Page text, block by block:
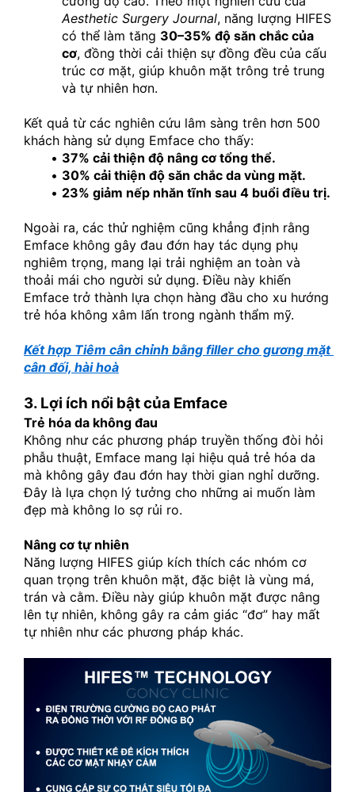
Aesthetic Surgery Journal, năng lượng HIFES
có thể làm tăng 30–35% độ săn chắc của
cơ, đồng thời cải thiện sự đồng đều của cấu
trúc cơ mặt, giúp khuôn mặt trông trẻ trung
và tự nhiên hơn.
Kết quả từ các nghiên cứu lâm sàng trên hơn 500
khách hàng sử dụng Emface cho thấy:
37% cải thiện độ nâng cơ tổng thể.
30% cải thiện độ săn chắc da vùng mặt.
23% giảm nếp nhăn tĩnh sau 4 buổi điều trị.
Ngoài ra, các thử nghiệm cũng khẳng định rằng
Emface không gây đau đớn hay tác dụng phụ
nghiêm trọng, mang lại trải nghiệm an toàn và
thoải mái cho người sử dụng. Điều này khiến
Emface trở thành lựa chọn hàng đầu cho xu hướng
trẻ hóa không xâm lấn trong ngành thẩm mỹ.
Kết hợp Tiêm cân chỉnh bằng filler cho gương mặt
cân đối, hài hoà
3. Lợi ích nổi bật của Emface
Trẻ hóa da không đau
Không như các phương pháp truyền thống đòi hỏi
phẫu thuật, Emface mang lại hiệu quả trẻ hóa da
mà không gây đau đớn hay thời gian nghỉ dưỡng.
Đây là lựa chọn lý tưởng cho những ai muốn làm
đẹp mà không lo sợ rủi ro.
Nâng cơ tự nhiên
Năng lượng HIFES giúp kích thích các nhóm cơ
quan trọng trên khuôn mặt, đặc biệt là vùng má,
trán và cằm. Điều này giúp khuôn mặt được nâng
lên tự nhiên, không gây ra cảm giác “đơ” hay mất
tự nhiên như các phương pháp khác.